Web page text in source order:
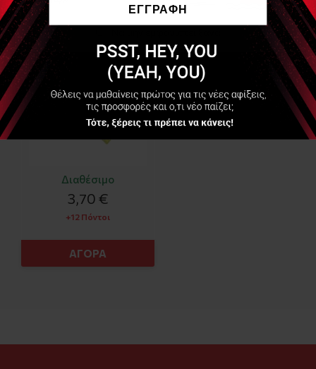
PG912S - Θήκη
110x140mm (για
Ηλεκτρόδια Σιλικόνης
80x120mm) (Electrode
Holding bag)
Διαθέσιμο
3,70 €
+12 Πόντοι
ΑΓΟΡΑ
ΕΓΓΡΑΦΗ